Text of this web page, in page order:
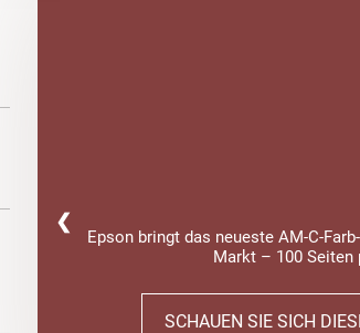
Epson bringt das neueste AM-C-
Markt – 100 Seiten
SCHAUEN SIE SICH
❮